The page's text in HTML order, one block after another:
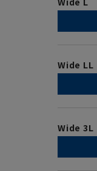
Wide LL
Wide 3L